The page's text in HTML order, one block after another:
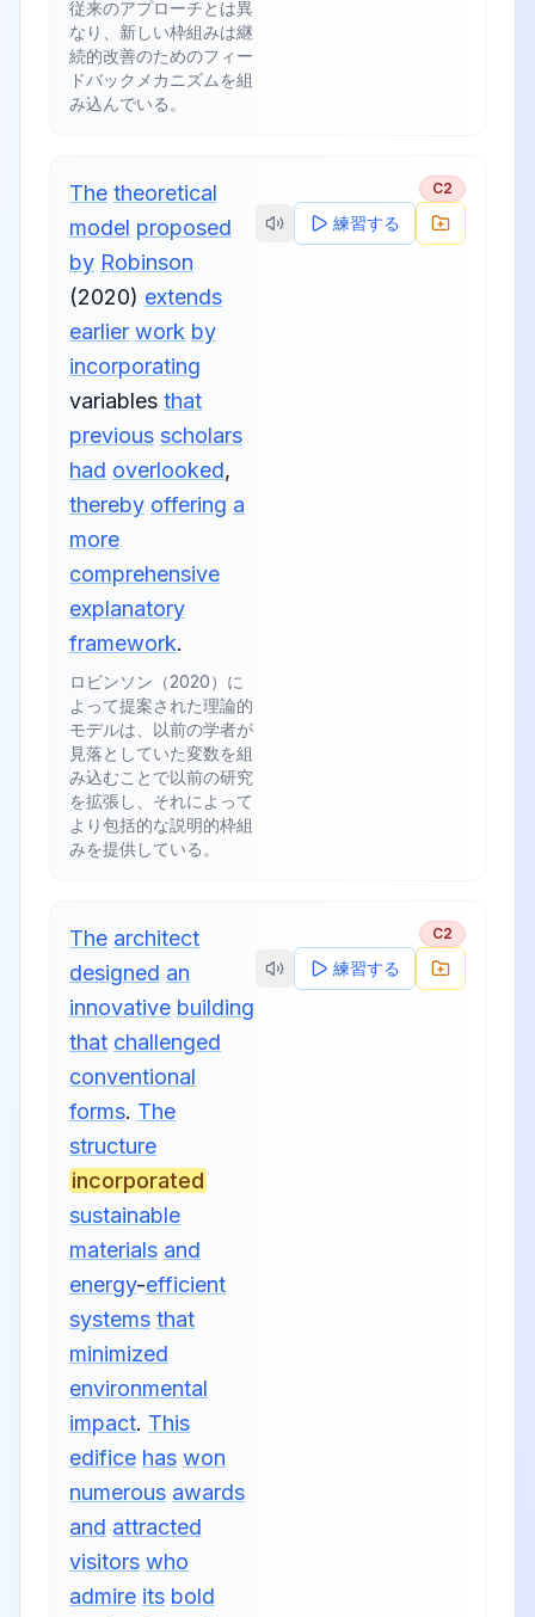
従来のアプローチとは異
なり、新しい枠組みは継
続的改善のためのフィー
ドバックメカニズムを組
み込んでいる。
The theoretical
model proposed
by Robinson
(2020) extends
earlier work by
incorporating
variables that
previous scholars
had overlooked,
thereby offering a
more
comprehensive
explanatory
framework.
ロビンソン（2020）に
よって提案された理論的
モデルは、以前の学者が
見落としていた変数を組
み込むことで以前の研究
を拡張し、それによって
より包括的な説明的枠組
みを提供している。
C2
練習する
The architect
designed an
innovative building
that challenged
conventional
forms. The
structure
incorporated
sustainable
materials and
energy-efficient
systems that
minimized
environmental
impact. This
edifice has won
numerous awards
and attracted
visitors who
admire its bold
C2
練習する